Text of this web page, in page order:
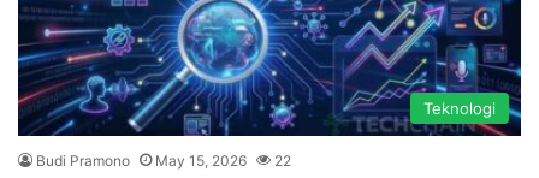
Teknologi
Budi Pramono May 15, 2026 22